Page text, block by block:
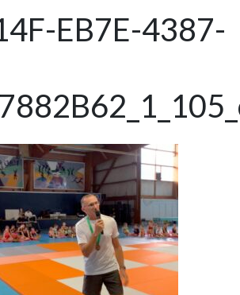
EB7E-4387-